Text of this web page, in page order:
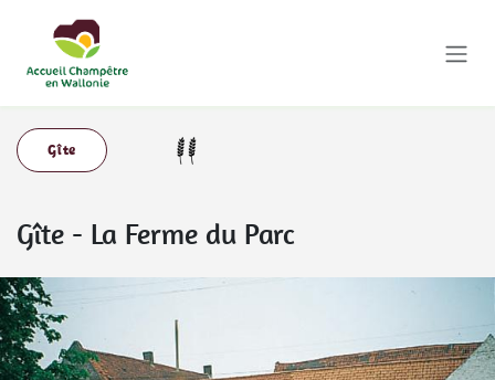
Gîte
Gîte - La Ferme du Parc